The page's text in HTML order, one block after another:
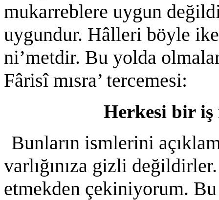
mukarreblere uygun
uygundur. Hâlleri böyle
ni’metdir. Bu yolda
Fârisî mısra’ tercemesi:
Herkesi bir iş
Bunların ismlerini
varlığınıza gizli
etmekden çekiniyorum.